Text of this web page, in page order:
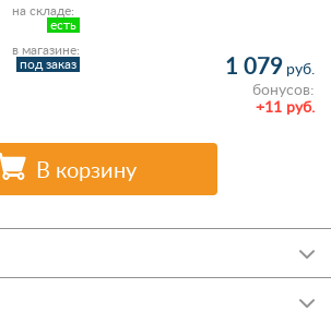
на складе:
есть
в магазине:
под заказ
1 079 руб.
бонусов:
+11 руб.
В корзину